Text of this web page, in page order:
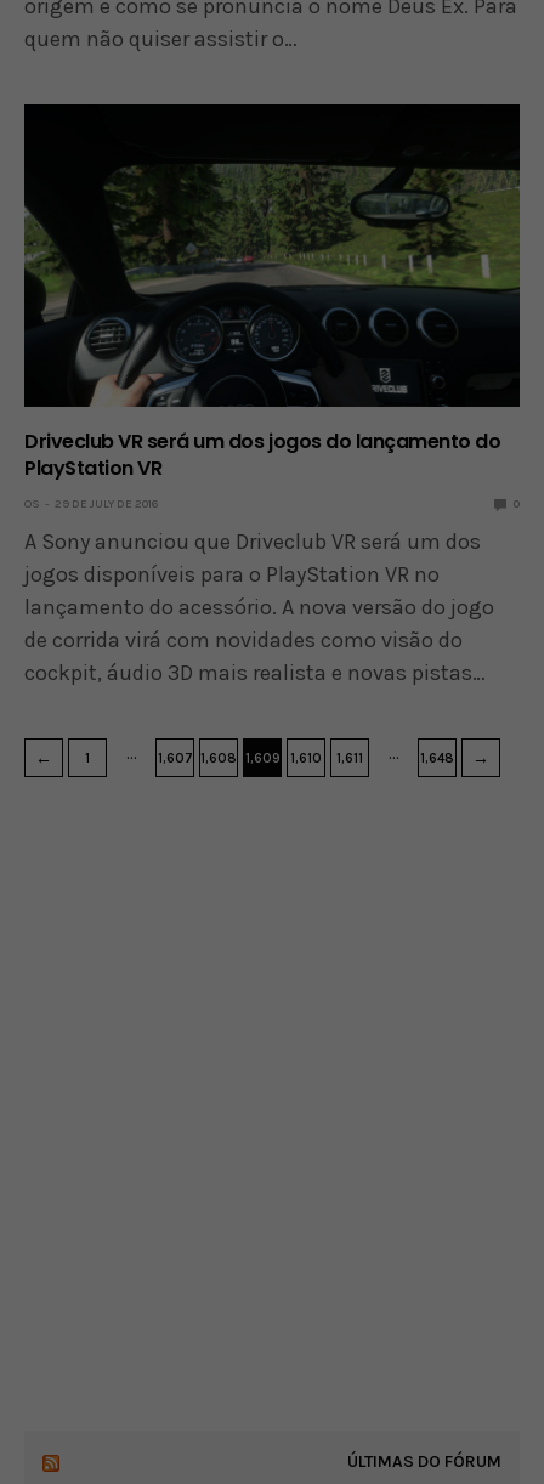
origem e como se pronuncia o nome Deus Ex. Para
quem não quiser assistir o…
Driveclub VR será um dos jogos do lançamento do
PlayStation VR
OS 29 DE JULY DE 2016 0
A Sony anunciou que Driveclub VR será um dos
jogos disponíveis para o PlayStation VR no
lançamento do acessório. A nova versão do jogo
de corrida virá com novidades como visão do
cockpit, áudio 3D mais realista e novas pistas…
← 1 … 1,607 1,608 1,609 1,610 1,611 … 1,648 →
ÚLTIMAS DO FÓRUM